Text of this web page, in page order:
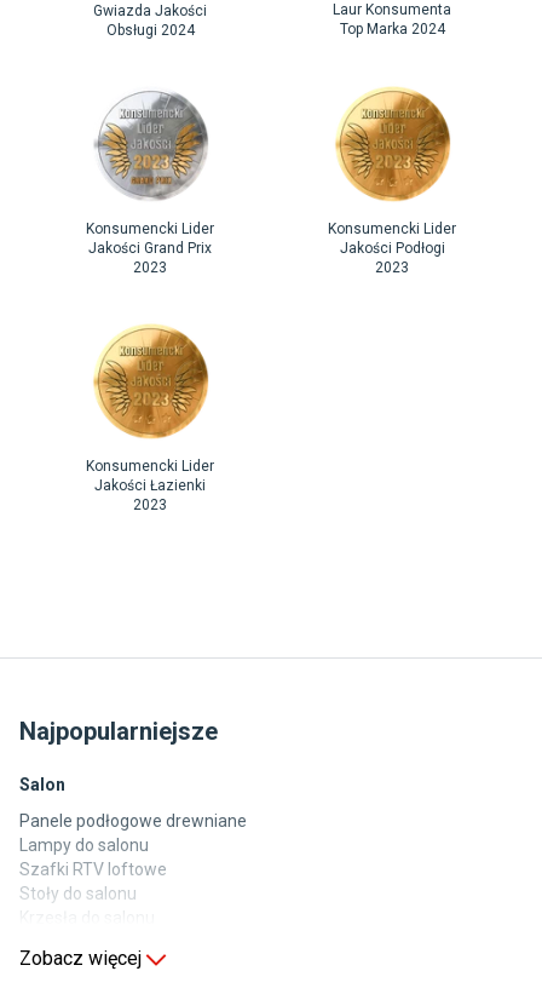
Gwiazda Jakości
Obsługi 2024
Laur Konsumenta
Top Marka 2024
Konsumencki Lider
Jakości Grand Prix
2023
Konsumencki Lider
Jakości Podłogi
2023
Konsumencki Lider
Jakości Łazienki
2023
Najpopularniejsze
Salon
Panele podłogowe drewniane
Lampy do salonu
Szafki RTV loftowe
Stoły do salonu
Zobacz więcej